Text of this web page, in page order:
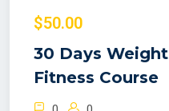
$50.00
30 Days
Fitness Course